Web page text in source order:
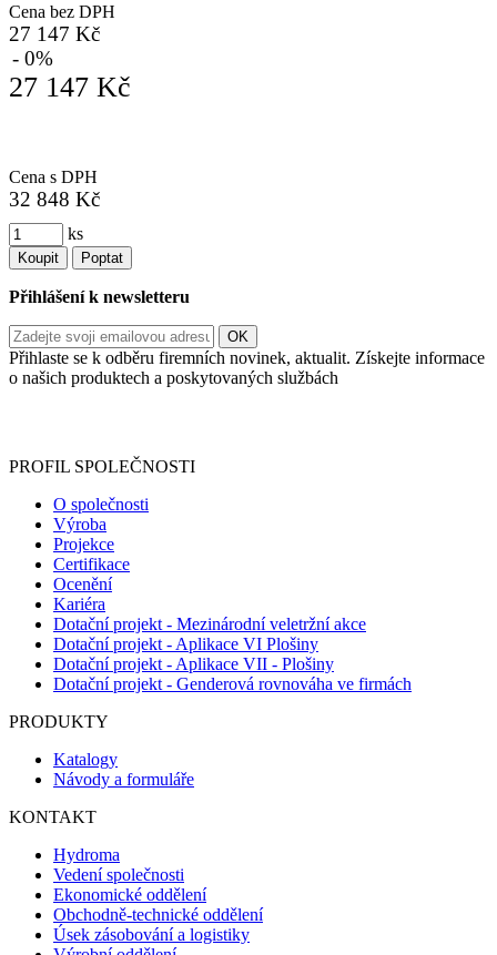
Cena bez DPH
27 147 Kč
- 0%
27 147 Kč
Cena s DPH
32 848 Kč
ks
Koupit Poptat
Přihlášení k newsletteru
Přihlaste se k odběru firemních novinek, aktualit. Získejte informace
o našich produktech a poskytovaných službách
PROFIL SPOLEČNOSTI
O společnosti
Výroba
Projekce
Certifikace
Ocenění
Kariéra
Dotační projekt - Mezinárodní veletržní akce
Dotační projekt - Aplikace VI Plošiny
Dotační projekt - Aplikace VII - Plošiny
Dotační projekt - Genderová rovnováha ve firmách
PRODUKTY
Katalogy
Návody a formuláře
KONTAKT
Hydroma
Vedení společnosti
Ekonomické oddělení
Obchodně-technické oddělení
Úsek zásobování a logistiky